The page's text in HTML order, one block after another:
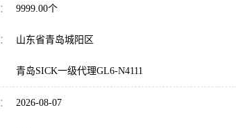
9999.00个
山东省青岛城阳区
青岛SICK一级代理GL6-N4111
2026-08-07